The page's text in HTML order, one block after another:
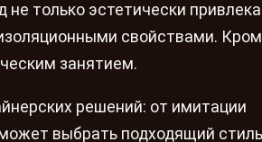
только эстетически
свойствами.
занятием.
решений: от имитации
выбрать подходящий